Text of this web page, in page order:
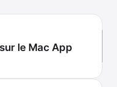
le Mac App